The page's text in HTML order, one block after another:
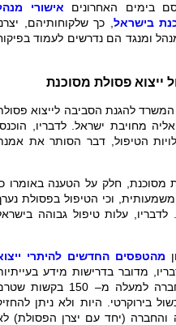
בימים האחרונים אישורי
בישראל , כך שלקוחותיהם,
ומנגד הם נדרשים לעמוד
ייצוא פסולת מסוכנת
המשרד להגנת הסביבה לייצוא
מחויבת ישראל. לדבריו,
הטיפול, דבר הסותר את
מסוכנת, חלק על הטענה באומרו
משמעותית, וכי הטיפול בפסולת
עלות טיפול גבוהה
מהטפסים החדשים להיתרי
מדובר בדרישות מידע
וכי מתחילת 2015 ממתינות אצלם בחברה למעלה מ– 150
בירוקרטי. היות ולא ניתן
והחברה (יחד עם יצרן הפסולת)